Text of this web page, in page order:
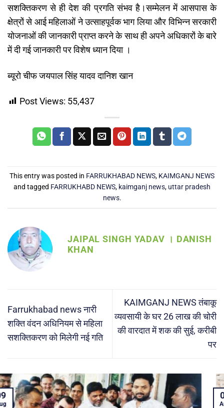
सशक्तिकरण से ही देश की प्रगति संभव है।सम्मेलन में आसपास के
क्षेत्रों से आई महिलाओं ने उत्साहपूर्वक भाग लिया और विभिन्न सरकारी
योजनाओं की जानकारी प्राप्त करने के साथ ही अपने अधिकारों के बारे
में दी गई जानकारी पर विशेष ध्यान दिया ।
ब्यूरो चीफ जयपाल सिंह यादव दानिश खान
Post Views: 55,437
This entry was posted in FARRUKHABAD NEWS, KAIMGANJ NEWS
and tagged FARRUKHABD NEWS, kaimganj news, uttar pradesh
news.
JAIPAL SINGH YADAV । DANISH
KHAN
Farrukhabad news नारी
शक्ति वंदन अधिनियम से महिला
सशक्तिकरण को मिलेगी नई गति
KAIMGANJ NEWS तंबाकू
व्यवसायी के घर 26 लाख की चोरी
की वारदात में शक की सुई, करीबी
पर
07
Aug